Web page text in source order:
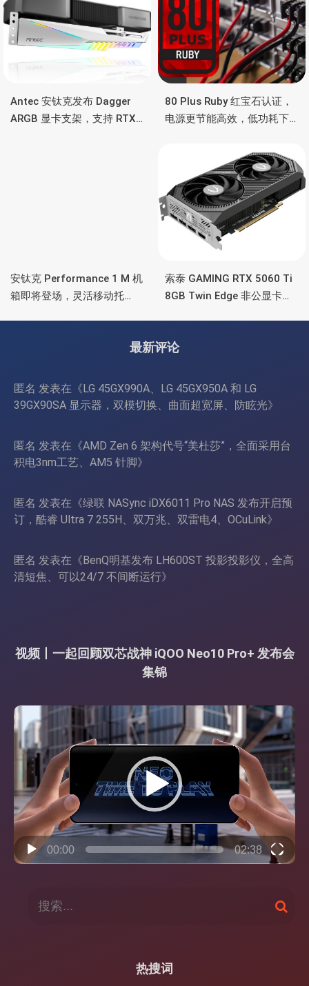
Antec 安钛克发布 Dagger
ARGB 显卡支架，支持 RTX
80 Plus Ruby 红宝石认证，
电源更节能高效，低功耗下
安钛克 Performance 1 M 机
箱即将登场，灵活移动托
索泰 GAMING RTX 5060 Ti
8GB Twin Edge 非公显卡，
最新评论
匿名 发表在《LG 45GX990A、LG 45GX950A 和 LG
39GX90SA 显示器，双模切换、曲面超宽屏、防眩光》
匿名 发表在《AMD Zen 6 架构代号“美杜莎”，全面采用台
积电3nm工艺、AM5 针脚》
匿名 发表在《绿联 NASync iDX6011 Pro NAS 发布开启预
订，酷睿 Ultra 7 255H、双万兆、双雷电4、OCuLink》
匿名 发表在《BenQ明基发布 LH600ST 投影投影仪，全高
清短焦、可以24/7 不间断运行》
视频丨一起回顾双芯战神 iQOO Neo10 Pro+ 发布会
集锦
视
频
播
放
00:00 02:38
搜
索
热搜词